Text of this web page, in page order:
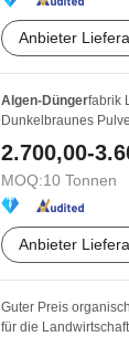
Anbieter
Algen-Düngerfabrik
Dunkelbraunes
2.700,00-
MOQ:10 Tonnen
Anbieter
Guter Preis
für die Landwirtschaft